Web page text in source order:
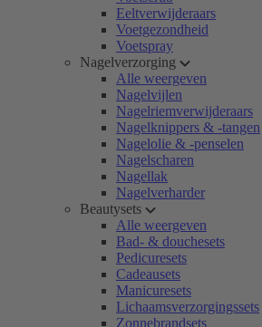
Eeltverwijderaars
Voetgezondheid
Voetspray
Nagelverzorging
Alle weergeven
Nagelvijlen
Nagelriemverwijderaars
Nagelknippers & -tangen
Nagelolie & -penselen
Nagelscharen
Nagellak
Nagelverharder
Beautysets
Alle weergeven
Bad- & douchesets
Pedicuresets
Cadeausets
Manicuresets
Lichaamsverzorgingssets
Zonnebrandsets